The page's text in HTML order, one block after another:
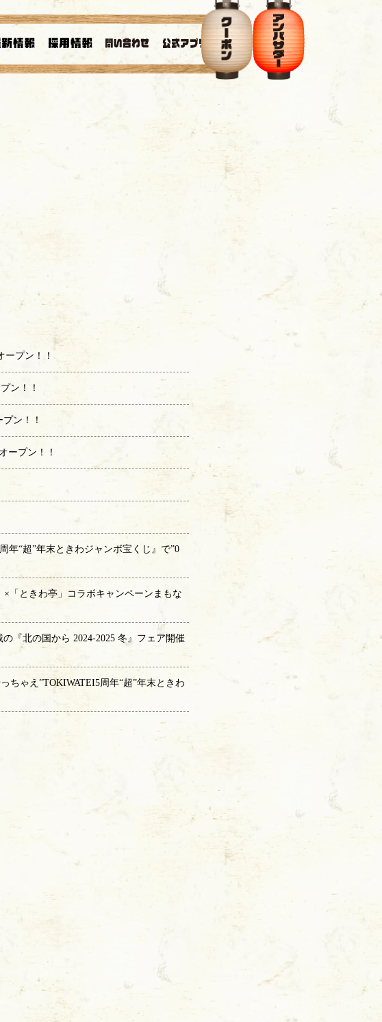
ープン！！
ン！！
ン！！
ープン！！
年“超”年末ときわジャンボ宝くじ』で”0
「ときわ亭」コラボキャンペーンまもな
『北の国から 2024-2025 冬』フェア開催
ちゃえ”TOKIWATEI5周年“超”年末ときわ